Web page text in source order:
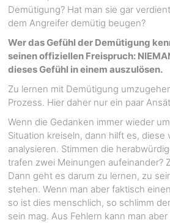
Demütigung? Hat man sie gar
dem Angreifer demütig beugen?
Wer das Gefühl der Demütigung
seinen offiziellen Freispruch:
dieses Gefühl in einem auszulösen.
Zu lernen mit Demütigung
Prozess. Hier daher nur ein paar
Wenn die Gedanken immer wieder
Situation kreiseln, dann hilft es, diese
analysieren. Stimmen die
trafen zwei Meinungen aufeinander?
Dann geht es darum zu lernen, zu
stehen. Wenn man aber faktisch
so ist dies menschlich, so schlimm
sein mag. Aus Fehlern kann man